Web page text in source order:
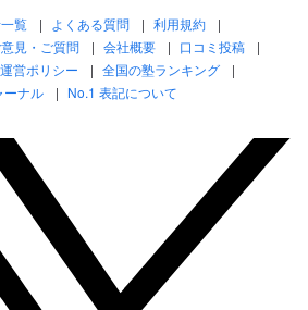
覧 よくある質問
利用規約
意見・ご質問 会社概要
口コミ投稿
運営ポリシー
全国の塾ランキング
ーナル
No.1 表記について